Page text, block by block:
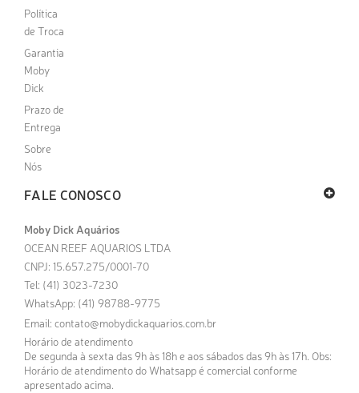
Política
de Troca
Garantia
Moby
Dick
Prazo de
Entrega
Sobre
Nós
FALE CONOSCO
Moby Dick Aquários
OCEAN REEF AQUARIOS LTDA
CNPJ: 15.657.275/0001-70
Tel: (41) 3023-7230
WhatsApp: (41) 98788-9775
Email: contato@mobydickaquarios.com.br
Horário de atendimento
De segunda à sexta das 9h às 18h e aos sábados das 9h às 17h. Obs:
Horário de atendimento do Whatsapp é comercial conforme
apresentado acima.